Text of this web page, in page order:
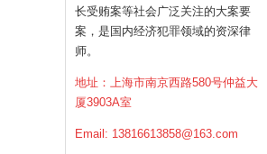
长受贿案等社会广泛关注的大案要
案，是国内经济犯罪领域的资深律
师。
地址：上海市南京西路580号仲益大
厦3903A室
Email: 13816613858@163.com